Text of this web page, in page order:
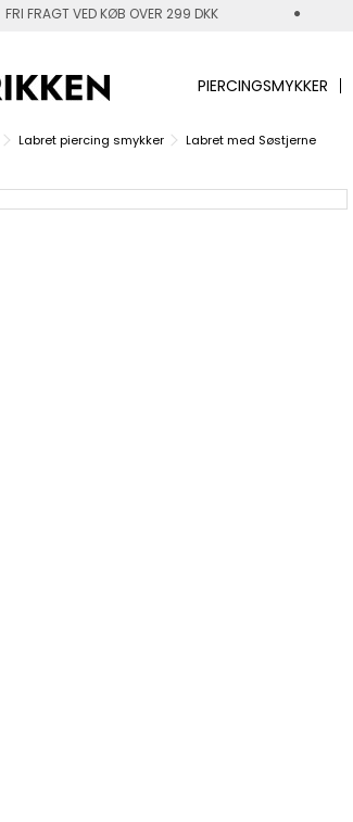
FRI FRAGT VED KØB OVER 299 DKK
PIERCINGSMYKKER
Labret piercing smykker Labret med Søstjerne